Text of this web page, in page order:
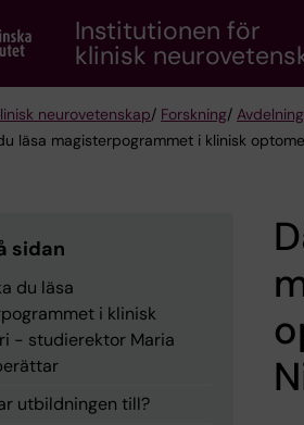
Institutionen för
klinisk
neurovetenskap/ Forskning/
läsa magisterpogrammet i klinisk
sidan
du läsa
i klinisk
- studierektor Maria
utbildningen till?